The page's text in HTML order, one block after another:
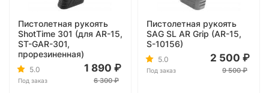
Пистолетная рукоять
ShotTime 301 (для AR-15,
ST-GAR-301,
прорезиненная)
5.0
Под заказ
1 890
6 300
Пистолетная рукоять
SAG SL AR Grip (AR-15,
S-10156)
5.0
Под заказ
2 500
9 500